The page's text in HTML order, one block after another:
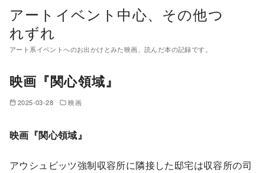
アートイベント中心、その他つ
れずれ
アート系イベントへのお出かけとみた映画、読んだ本の記録です。
映画『関心領域』
2025-03-28 映画
映画『関心領域』
アウシュビッツ強制収容所に隣接した邸宅は収容所の司